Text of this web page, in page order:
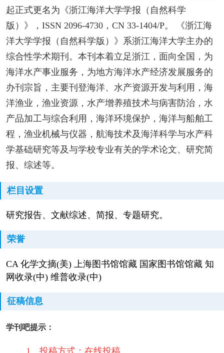
起正式更名为《浙江海洋大学学报（自然科学
版）》，ISSN 2096-4730，CN 33-1404/P。 《浙江海
洋大学学报（自然科学版）》系浙江海洋大学主办的
综合性学术期刊。本刊本着立足浙江，面向全国，为
海洋水产事业服务，为地方海洋水产经济发展服务的
办刊宗旨，主要刊登海洋、水产资源开发与利用，海
洋渔业，渔业资源，水产增养殖技术与病害防治，水
产品加工与综合利用，海洋环境保护，海洋与船舶工
程，渔业机械与仪器，航海技术及海洋科学与水产科
学基础研究等及与学校专业有关的学术论文、研究简
报、综述等。
栏目设置
研究报告、文献综述、简报、专题研究。
荣誉
CA 化学文摘(美) 上海图书馆馆藏 国家图书馆馆藏 知
网收录(中) 维普收录(中)
征稿信息
学刊吧提示：